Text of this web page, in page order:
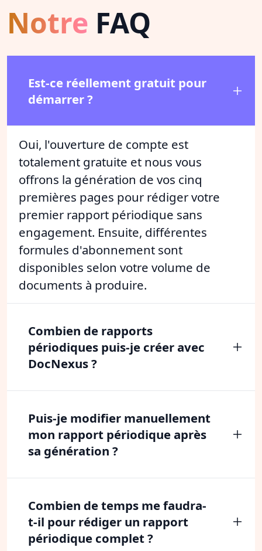
Notre FAQ
Est-ce réellement gratuit pour
démarrer ?
Oui, l'ouverture de compte est
totalement gratuite et nous vous
offrons la génération de vos cinq
premières pages pour rédiger votre
premier rapport périodique sans
engagement. Ensuite, différentes
formules d'abonnement sont
disponibles selon votre volume de
documents à produire.
Combien de rapports
périodiques puis-je créer avec
DocNexus ?
Puis-je modifier manuellement
mon rapport périodique après
sa génération ?
Combien de temps me faudra-
t-il pour rédiger un rapport
périodique complet ?